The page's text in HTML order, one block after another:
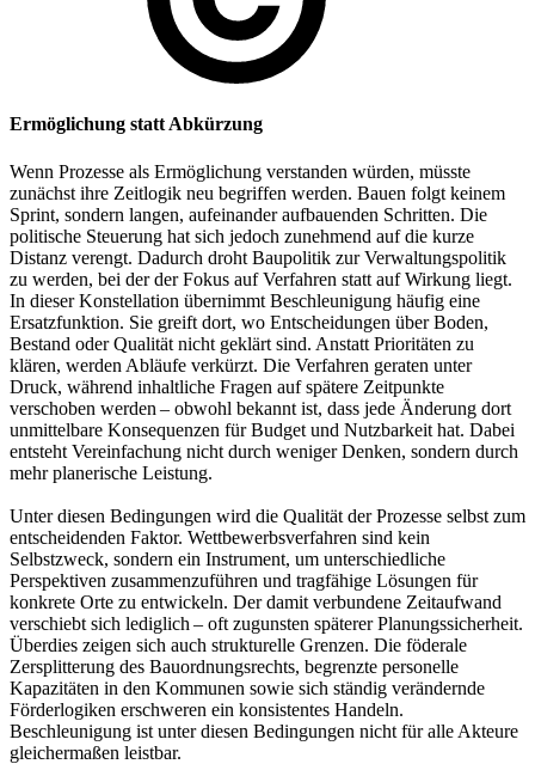
Ermöglichung statt Abkürzung
Wenn Prozesse als Ermöglichung verstanden würden, müsste
zunächst ihre Zeitlogik neu begriffen werden. Bauen folgt keinem
Sprint, sondern langen, aufeinander aufbauenden Schritten. Die
politische Steuerung hat sich jedoch zunehmend auf die kurze
Distanz verengt. Dadurch droht Baupolitik zur Verwaltungspolitik
zu werden, bei der der Fokus auf Verfahren statt auf Wirkung liegt.
In dieser Konstellation übernimmt Beschleunigung häufig eine
Ersatzfunktion. Sie greift dort, wo Entscheidungen über Boden,
Bestand oder Qualität nicht geklärt sind. Anstatt Prioritäten zu
klären, werden Abläufe verkürzt. Die Verfahren geraten unter
Druck, während inhaltliche Fragen auf spätere Zeitpunkte
verschoben werden – obwohl bekannt ist, dass jede Änderung dort
unmittelbare Konsequenzen für Budget und Nutzbarkeit hat. Dabei
entsteht Vereinfachung nicht durch weniger Denken, sondern durch
mehr planerische Leistung.
Unter diesen Bedingungen wird die Qualität der Prozesse selbst zum
entscheidenden Faktor. Wettbewerbsverfahren sind kein
Selbstzweck, sondern ein Instrument, um unterschiedliche
Perspektiven zusammenzuführen und tragfähige Lösungen für
konkrete Orte zu entwickeln. Der damit verbundene Zeitaufwand
verschiebt sich lediglich – oft zugunsten späterer Planungssicherheit.
Überdies zeigen sich auch strukturelle Grenzen. Die föderale
Zersplitterung des Bauordnungsrechts, begrenzte personelle
Kapazitäten in den Kommunen sowie sich ständig verändernde
Förderlogiken erschweren ein konsistentes Handeln.
Beschleunigung ist unter diesen Bedingungen nicht für alle Akteure
gleichermaßen leistbar.